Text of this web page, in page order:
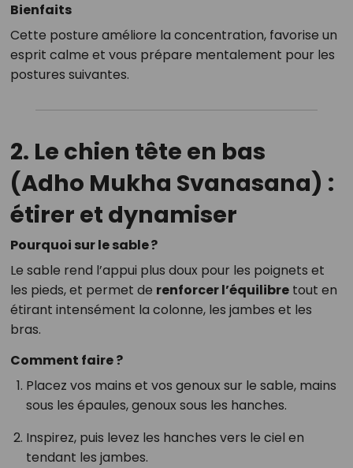
Bienfaits
Cette posture améliore la concentration, favorise un
esprit calme et vous prépare mentalement pour les
postures suivantes.
2. Le chien tête en bas
(Adho Mukha Svanasana) :
étirer et dynamiser
Pourquoi sur le sable ?
Le sable rend l’appui plus doux pour les poignets et
les pieds, et permet de renforcer l’équilibretout en
étirant intensément la colonne, les jambes et les
bras.
Comment faire ?
Placez vos mains et vos genoux sur le sable, mains
sous les épaules, genoux sous les hanches.
Inspirez, puis levez les hanches vers le ciel en
tendant les jambes.